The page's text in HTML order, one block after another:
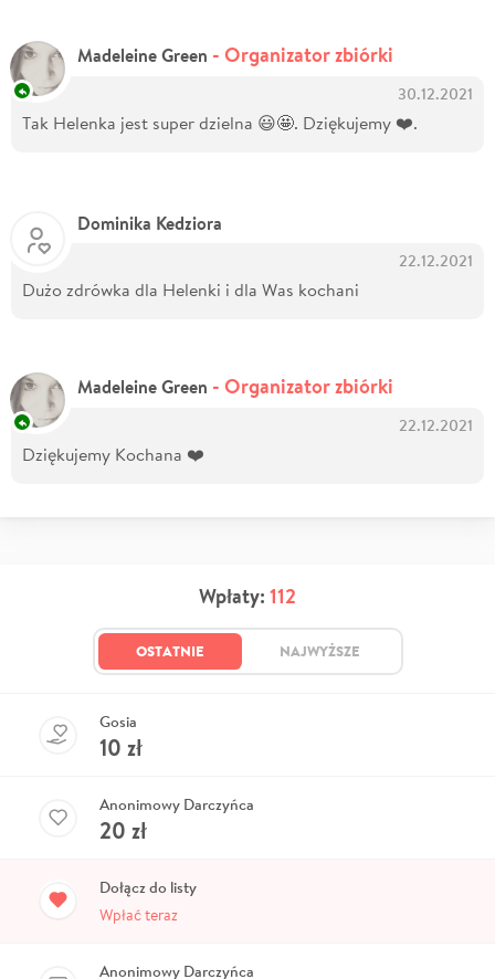
Madeleine Green - Organizator zbiórki
30.12.2021
Tak Helenka jest super dzielna 😃🤩. Dziękujemy ❤️.
Dominika Kedziora
22.12.2021
Dużo zdrówka dla Helenki i dla Was kochani
Madeleine Green - Organizator zbiórki
22.12.2021
Dziękujemy Kochana ❤️
Wpłaty: 112
OSTATNIE NAJWYŻSZE
Gosia
10 zł
Anonimowy Darczyńca
20 zł
Dołącz do listy
Wpłać teraz
Anonimowy Darczyńca